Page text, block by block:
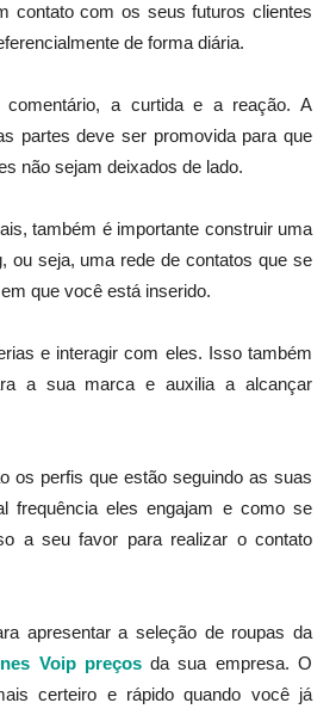
contato com os seus futuros clientes
de forma diária.
comentário, a curtida e a reação. A
partes deve ser promovida para que
não sejam deixados de lado.
também é importante construir uma
ou seja, uma rede de contatos que se
que você está inserido.
e interagir com eles. Isso também
a sua marca e auxilia a alcançar
os perfis que estão seguindo as suas
frequência eles engajam e como se
a seu favor para realizar o contato
apresentar a seleção de roupas da
Voip preçosda sua empresa. O
certeiro e rápido quando você já